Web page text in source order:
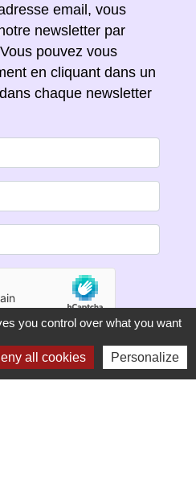
email, vous
newsletter par
pouvez vous
en cliquant dans un
chaque newsletter
you control over what you want
all cookies Personalize